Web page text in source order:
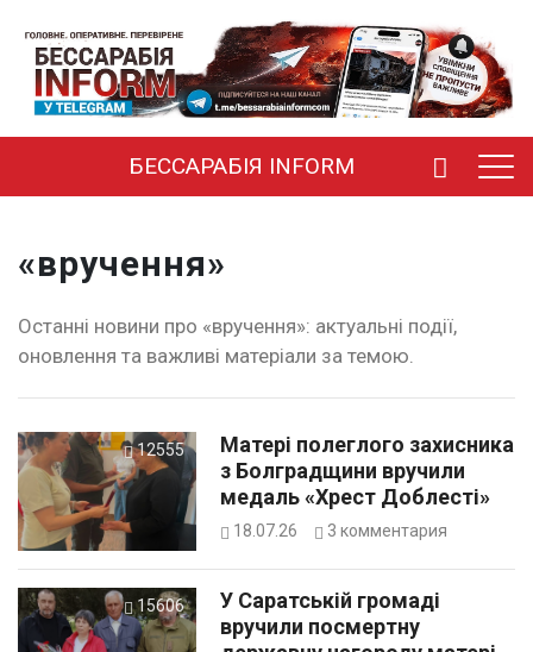
БЕССАРАБІЯ INFORM
«вручення»
Останні новини про «вручення»: актуальні події,
оновлення та важливі матеріали за темою.
12555
Матері полеглого захисника
з Болградщини вручили
медаль «Хрест Доблесті»
18.07.26 3 комментария
15606
У Саратській громаді
вручили посмертну